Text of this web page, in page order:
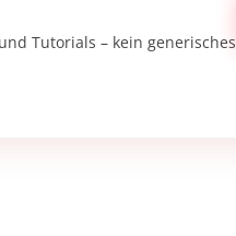
Tutorials – kein generisches